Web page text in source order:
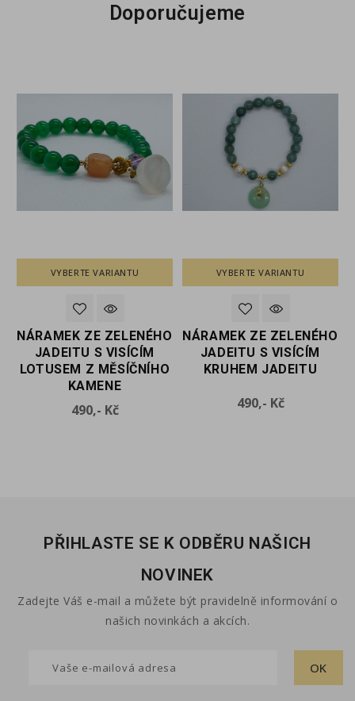
Doporučujeme
VYBERTE VARIANTU
NÁRAMEK ZE ZELENÉHO
JADEITU S VISÍCÍM
KRUHEM JADEITU
490,- Kč
NENÍ SKLADEM
NÁRAMEK Z
AKVAMARÍNU S VISÍCÍM
KRUHEM Z MĚSÍČNÍHO
490,- KčCena
PŘIHLASTE SE K ODBĚRU NAŠICH
NOVINEK
Zadejte Váš e-mail a můžete být pravidelně informování o
našich novinkách a akcích.